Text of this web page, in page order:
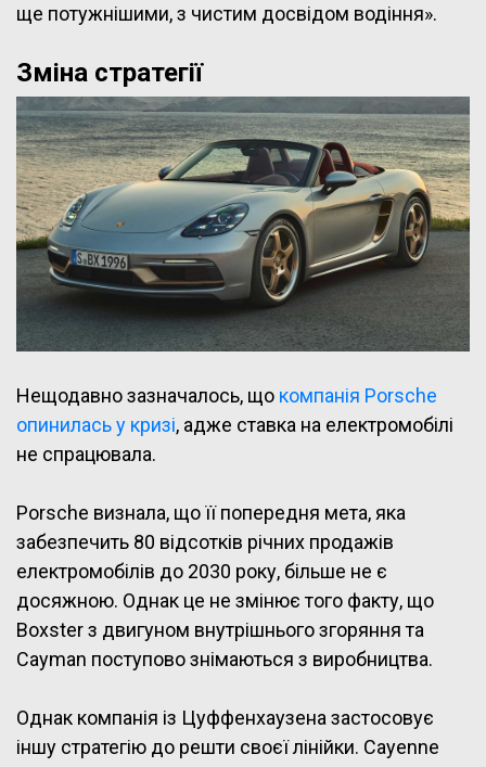
ще потужнішими, з чистим досвідом водіння».
Зміна стратегії
Нещодавно зазначалось, що компанія Porsche
опинилась у кризі, адже ставка на електромобілі
не спрацювала.
Porsche визнала, що її попередня мета, яка
забезпечить 80 відсотків річних продажів
електромобілів до 2030 року, більше не є
досяжною. Однак це не змінює того факту, що
Boxster з двигуном внутрішнього згоряння та
Cayman поступово знімаються з виробництва.
Однак компанія із Цуффенхаузена застосовує
іншу стратегію до решти своєї лінійки. Cayenne